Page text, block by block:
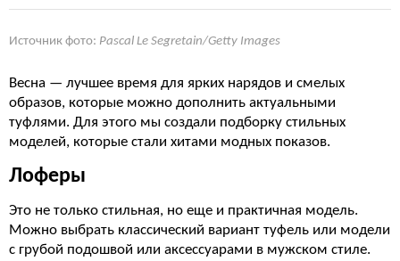
Источник фото: Pascal Le Segretain/Getty Images
Весна — лучшее время для ярких нарядов и смелых
образов, которые можно дополнить актуальными
туфлями. Для этого мы создали подборку стильных
моделей, которые стали хитами модных показов.
Лоферы
Это не только стильная, но еще и практичная модель.
Можно выбрать классический вариант туфель или модели
с грубой подошвой или аксессуарами в мужском стиле.